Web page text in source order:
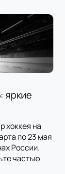
яркие
хоккея на
по 23 мая
России.
частью